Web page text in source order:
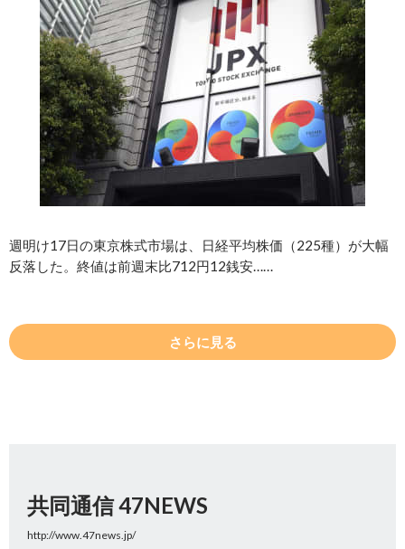
週明け17日の東京株式市場は、日経平均株価（225種）が大幅
反落した。終値は前週末比712円12銭安……
さらに見る
共同通信 47NEWS
http://www.47news.jp/